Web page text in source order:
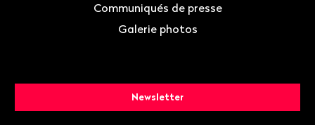
Communiqués de presse
Galerie photos
Newsletter